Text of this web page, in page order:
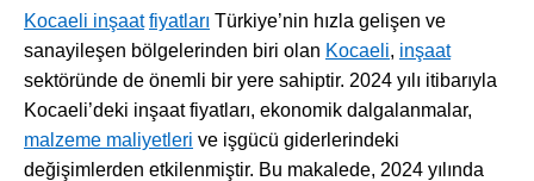
Kocaeli inşaat fiyatları Türkiye’nin hızla gelişen ve
sanayileşen bölgelerinden biri olan Kocaeli, inşaat
sektöründe de önemli bir yere sahiptir. 2024 yılı itibarıyla
Kocaeli’deki inşaat fiyatları, ekonomik dalgalanmalar,
malzeme maliyetleri ve işgücü giderlerindeki
değişimlerden etkilenmiştir. Bu makalede, 2024 yılında